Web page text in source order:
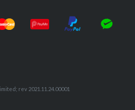
rev 2021.11.24.00001